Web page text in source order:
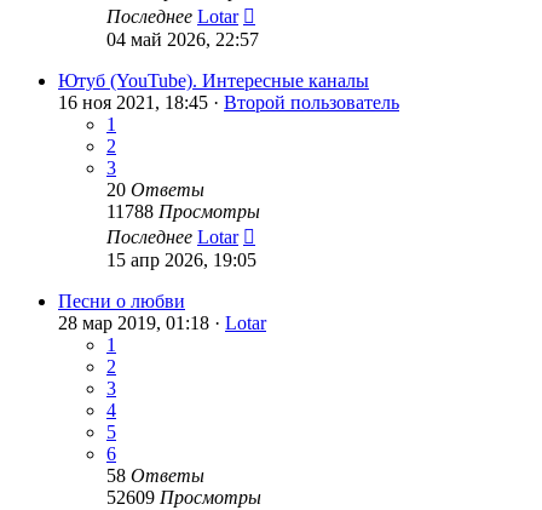
Последнее Lotar
04 май 2026, 22:57
Ютуб (YouTube). Интересные каналы
16 ноя 2021, 18:45 · Второй пользователь
1
2
3
20 Ответы
11788 Просмотры
Последнее Lotar
15 апр 2026, 19:05
Песни о любви
28 мар 2019, 01:18 · Lotar
1
2
3
4
5
6
58 Ответы
52609 Просмотры